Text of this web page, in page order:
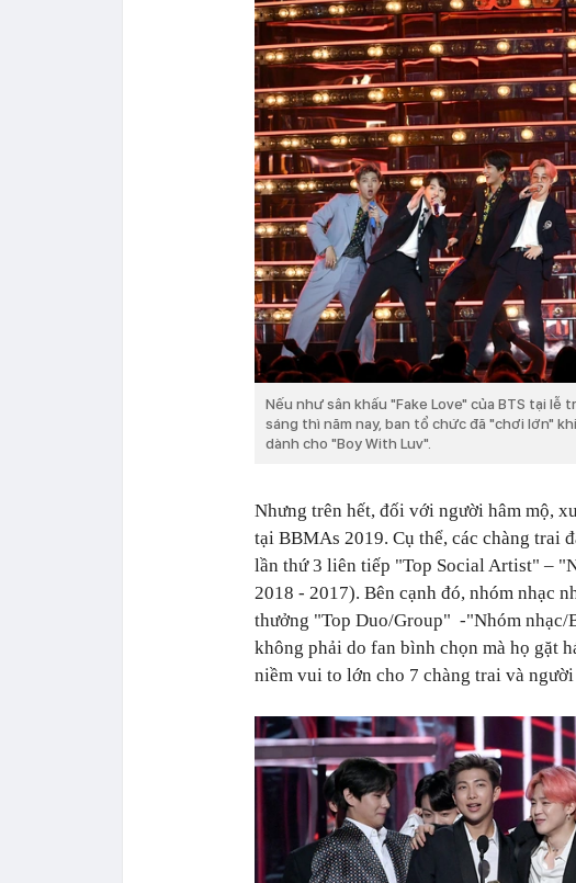
Nếu như sân khấu "Fake Love" của BTS tại lễ
sáng thì năm nay, ban tổ chức đã "chơi lớn"
dành cho "Boy With Luv".
Nhưng trên hết, đối với người hâm mộ,
tại BBMAs 2019. Cụ thể, các chàng trai
lần thứ 3 liên tiếp "Top Social Artist" –
2018 - 2017). Bên cạnh đó, nhóm nhạc
thưởng "Top Duo/Group" -"Nhóm nhạc/
không phải do fan bình chọn mà họ gặt
niềm vui to lớn cho 7 chàng trai và